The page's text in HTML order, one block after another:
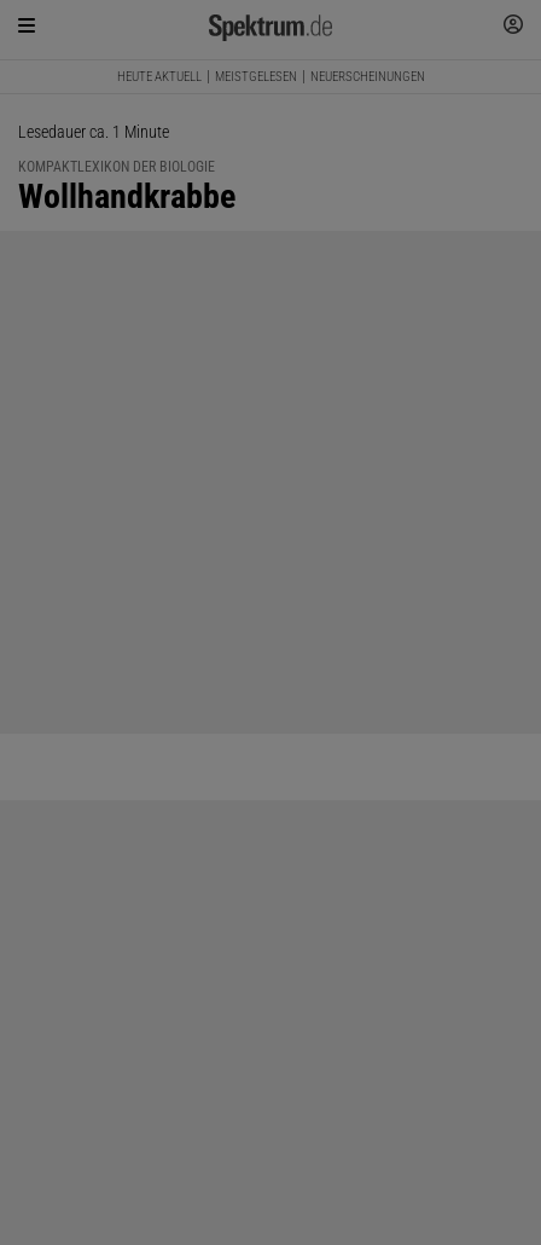
HEUTE AKTUELL MEISTGELESEN NEUERSCHEINUNGEN
Lesedauer ca. 1 Minute
KOMPAKTLEXIKON DER BIOLOGIE
:
Wollhandkrabbe